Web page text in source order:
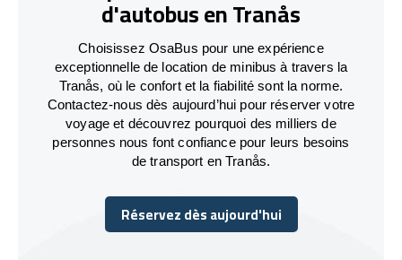
d'autobus en Tranås
Choisissez OsaBus pour une expérience
exceptionnelle de location de minibus à travers la
Tranås, où le confort et la fiabilité sont la norme.
Contactez-nous dès aujourd’hui pour réserver votre
voyage et découvrez pourquoi des milliers de
personnes nous font confiance pour leurs besoins
de transport en Tranås.
Réservez dès aujourd'hui
Réservez dès aujourd'hui